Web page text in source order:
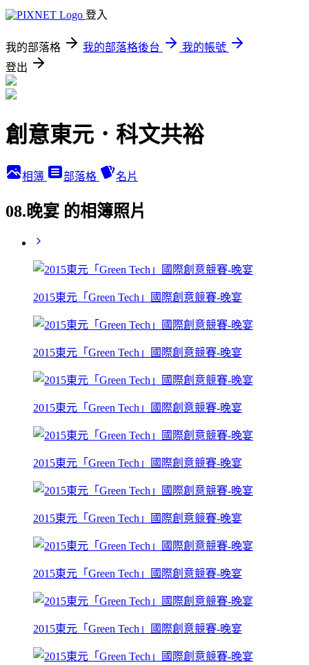
登入
我的部落格 我的部落格後台
我的帳號
登出
創意東元．科文共裕
相簿 部落格 名片
08.晚宴 的相簿照片
2015東元「Green Tech」國際創意競賽-晚宴
2015東元「Green Tech」國際創意競賽-晚宴
2015東元「Green Tech」國際創意競賽-晚宴
2015東元「Green Tech」國際創意競賽-晚宴
2015東元「Green Tech」國際創意競賽-晚宴
2015東元「Green Tech」國際創意競賽-晚宴
2015東元「Green Tech」國際創意競賽-晚宴